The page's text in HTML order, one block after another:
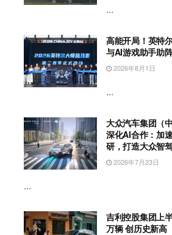
...
高能开局！英特
与AI游戏助手助
2026年8月1日
...
大众汽车集团（
深化AI合作：加
研，打造大众智
2026年7月23日
...
吉利控股集团上
万辆 创历史新高